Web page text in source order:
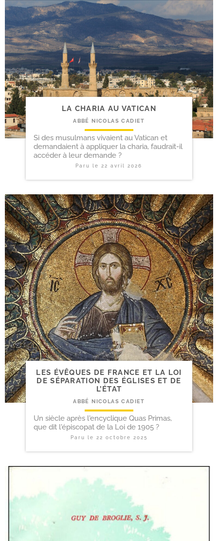
LA CHARIA AU VATICAN
ABBÉ NICOLAS CADIET
Si des musulmans vivaient au Vatican et
demandaient à appliquer la charia, faudrait-il
accéder à leur demande ?
Paru le22 avril 2026
LES ÉVÊQUES DE FRANCE ET LA LOI
DE SÉPARATION DES ÉGLISES ET DE
L’ÉTAT
ABBÉ NICOLAS CADIET
Un siècle après l'encyclique Quas Primas,
que dit l'épiscopat de la Loi de 1905 ?
Paru le 22 octobre 2025